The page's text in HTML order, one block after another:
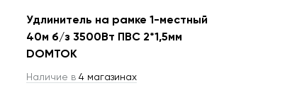
Удлинитель на рамке 1-местный
40м б/з 3500Вт ПВС 2*1,5мм
DOMTOK
Наличие в 4 магазинах